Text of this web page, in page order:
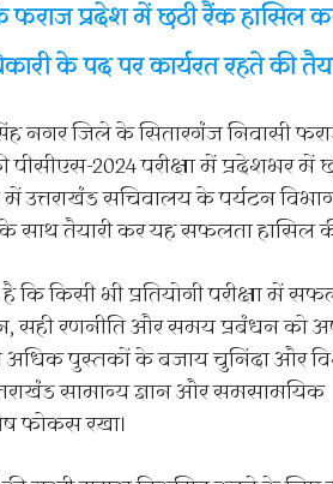
फराज प्रदेश में छठी रैंक हासिल
के पद पर कार्यरत रहते की
नगर जिले के सितारगंज निवासी
2024 परीक्षा में प्रदेशभर में
में उत्तराखंड सचिवालय के पर्यटन
साथ तैयारी कर यह सफलता हासिल
किसी भी प्रतियोगी परीक्षा में
सही रणनीति और समय प्रबंधन को
अधिक पुस्तकों के बजाय चुनिंदा और
सामान्य ज्ञान और समसामयिक
फोकस रखा।